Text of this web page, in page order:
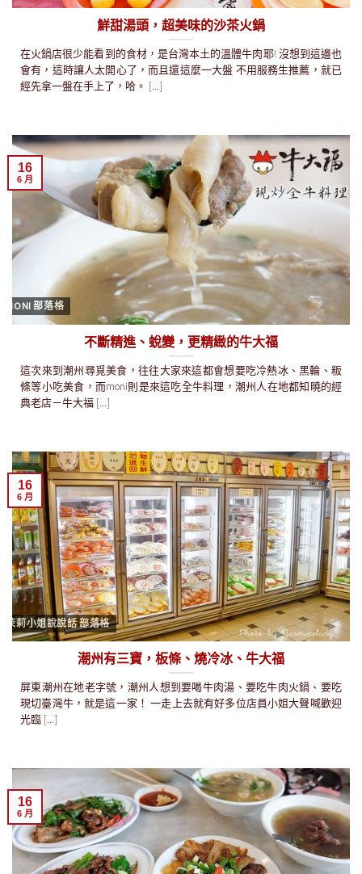
鮮甜湯頭，超美味的沙茶火鍋
在火鍋店很少能看到的食材，是台灣本土的溫體牛肉耶! 沒想到這邊也
會有，這時讓人太開心了，而且還這麼一大盤 不用服務生推薦，就已
經先拿一盤在手上了，哈。 [...]
MONI 部落格
不斷精進、蛻變，更精緻的牛大福
這次來到潮州尋覓美食，往往大家來這都會想要吃冷熱冰、黑輪、粄
條等小吃美食，而moni則是來這吃全牛料理，潮州人在地都知曉的經
典老店－牛大福 [...]
16
6 月
茉莉小姐說說話 部落格
潮州有三寶，板條、燒冷冰、牛大福
屏東潮州在地老字號，潮州人想到要喝牛肉湯、要吃牛肉火鍋、要吃
現切臺灣牛，就是這一家！ 一走上去就有好多位店員小姐大聲喊歡迎
光臨 [...]
16
6 月
16
6 月